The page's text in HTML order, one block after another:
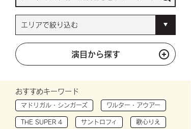
演目から探す
おすすめキーワード
マドリガル・シンガーズ ワルター・アウアー
THE SUPER 4 サントロフィ 歌心りえ